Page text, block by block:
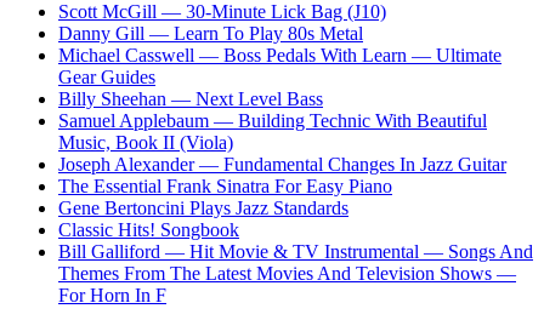
Scott McGill — 30-Minute Lick Bag (J10)
Danny Gill — Learn To Play 80s Metal
Michael Casswell — Boss Pedals With Learn — Ultimate
Gear Guides
Billy Sheehan — Next Level Bass
Samuel Applebaum — Building Technic With Beautiful
Music, Book II (Viola)
Joseph Alexander — Fundamental Changes In Jazz Guitar
The Essential Frank Sinatra For Easy Piano
Gene Bertoncini Plays Jazz Standards
Classic Hits! Songbook
Bill Galliford — Hit Movie & TV Instrumental — Songs And
Themes From The Latest Movies And Television Shows —
For Horn In F